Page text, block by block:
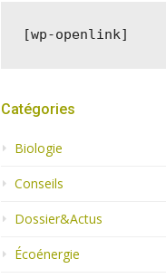
[wp-openlink]
Catégories
Biologie
Conseils
Dossier&Actus
Écoénergie